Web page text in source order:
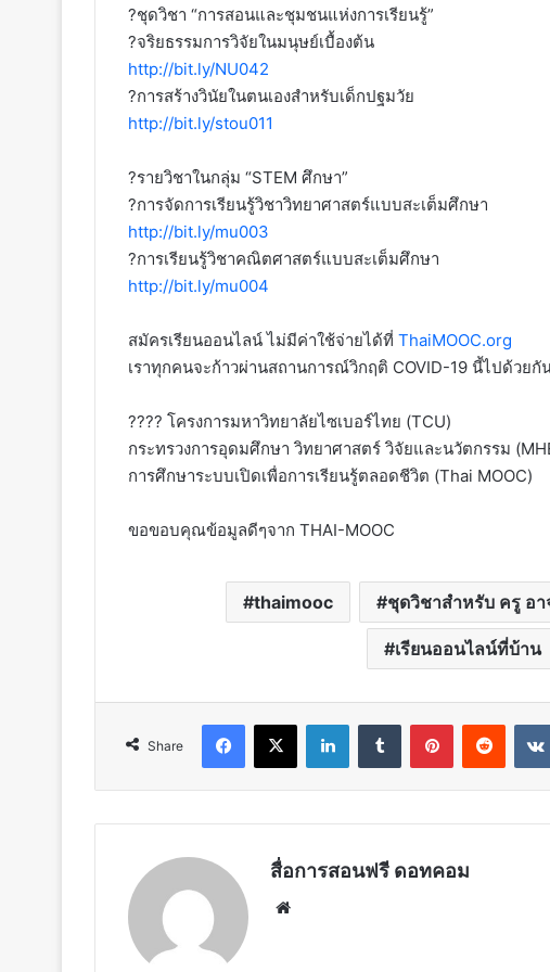
?ชุดวิชา “การสอนและชุมชนแห่งการเรียนรู้”
?จริยธรรมการวิจัยในมนุษย์เบื้องต้น
http://bit.ly/NU042
?การสร้างวินัยในตนเองสำหรับเด็กปฐมวัย
http://bit.ly/stou011
?รายวิชาในกลุ่ม “STEM ศึกษา”
?การจัดการเรียนรู้วิชาวิทยาศาสตร์แบบสะเต็มศึกษา
http://bit.ly/mu003
?การเรียนรู้วิชาคณิตศาสตร์แบบสะเต็มศึกษา
http://bit.ly/mu004
สมัครเรียนออนไลน์ ไม่มีค่าใช้จ่ายได้ที่ ThaiMOOC.org
เราทุกคนจะก้าวผ่านสถานการณ์วิกฤติ COVID-19 นี้ไปด้วยกั
?‍??‍? โครงการมหาวิทยาลัยไซเบอร์ไทย (TCU)
กระทรวงการอุดมศึกษา วิทยาศาสตร์ วิจัยและนวัตกรรม
การศึกษาระบบเปิดเพื่อการเรียนรู้ตลอดชีวิต (Thai MOOC)
ขอขอบคุณข้อมูลดีๆจาก THAI-MOOC
thaimooc ชุดวิชาสำหรับ ครู อ
เรียนออนไลน์ที่บ้าน
Share
Facebook
X LinkedInTumblr PinterestReddit
สื่อการสอนฟรี ดอทคอม